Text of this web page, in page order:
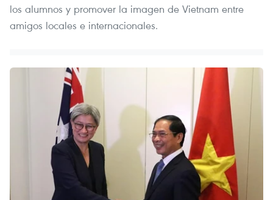
los alumnos y promover la imagen de Vietnam entre
amigos locales e internacionales.